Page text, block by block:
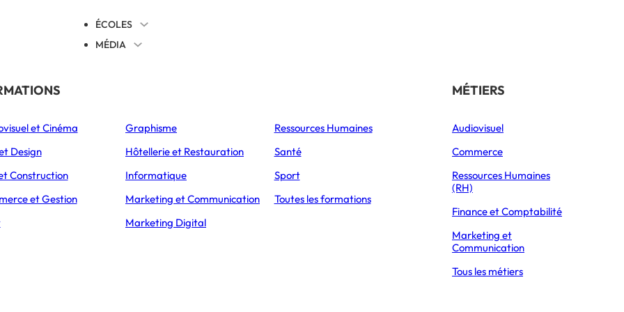
ÉCOLES
MÉDIA
Éducation
L’Express Éducation
Bachelors
L’Express Éducation
Masters
THÉMATIQUES
Orientation
Vie étudiante
Formations
Partir à l’étranger
et Cinéma
Design
Construction
et Gestion
Graphisme
Hôtellerie et Restauration
Informatique
Marketing et Communication
Marketing Digital
Ressources Humaines
Santé
Sport
Toutes les formations
MÉTIERS
Audiovisuel
Commerce
Ressources Humaines
(RH)
Finance et Comptabilité
Marketing et
Communication
Tous les métiers
ACTUALITÉS ESCP ET SCIENCES PO CRÉENT UN DOUBLE BACHELOR COMMUN